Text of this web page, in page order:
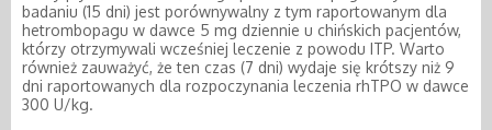
badaniu (15 dni) jest porównywalny z tym raportowanym dla
hetrombopagu w dawce 5 mg dziennie u chińskich pacjentów,
którzy otrzymywali wcześniej leczenie z powodu ITP. Warto
również zauważyć, że ten czas (7 dni) wydaje się krótszy niż 9
dni raportowanych dla rozpoczynania leczenia rhTPO w dawce
300 U/kg.